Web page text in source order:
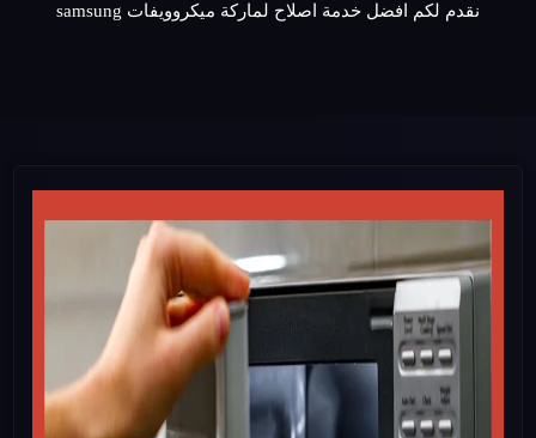
نقدم لكم افضل خدمة اصلاح لماركة ميكروويفات samsung